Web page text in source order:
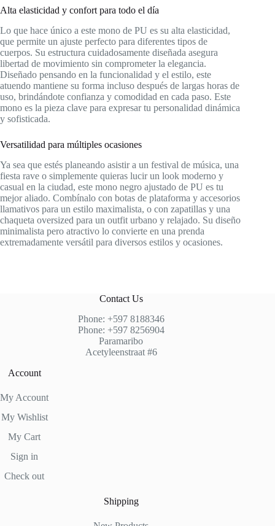
Alta elasticidad y confort para todo el día
Lo que hace único a este mono de PU es su alta elasticidad,
que permite un ajuste perfecto para diferentes tipos de
cuerpos. Su estructura cuidadosamente diseñada asegura
libertad de movimiento sin comprometer la elegancia.
Diseñado pensando en la funcionalidad y el estilo, este
atuendo mantiene su forma incluso después de largas horas de
uso, brindándote confianza y comodidad en cada paso. Este
mono es la pieza clave para expresar tu personalidad dinámica
y sofisticada.
Versatilidad para múltiples ocasiones
Ya sea que estés planeando asistir a un festival de música, una
fiesta rave o simplemente quieras lucir un look moderno y
casual en la ciudad, este mono negro ajustado de PU es tu
mejor aliado. Combínalo con botas de plataforma y accesorios
llamativos para un estilo maximalista, o con zapatillas y una
chaqueta oversized para un outfit urbano y relajado. Su diseño
minimalista pero atractivo lo convierte en una prenda
extremadamente versátil para diversos estilos y ocasiones.
Contact Us
Phone: +597 8188346
Phone: +597 8256904
Paramaribo
Acetyleenstraat #6
Account
My Account
My Wishlist
My Cart
Sign in
Check out
Shipping